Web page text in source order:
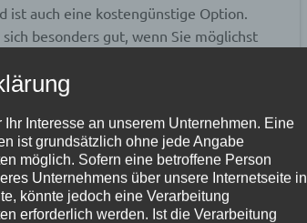
ist auch eine kostengünstige Option.
besonders gut, wenn Sie möglichst
eine Reihe von Lautsprechern für
Player.
Interesse an unserem Unternehmen. Eine
ist grundsätzlich ohne jede Angabe
möglich. Sofern eine betroffene Person
Unternehmens über unsere Internetseite in
könnte jedoch eine Verarbeitung
erforderlich werden. Ist die Verarbeitung